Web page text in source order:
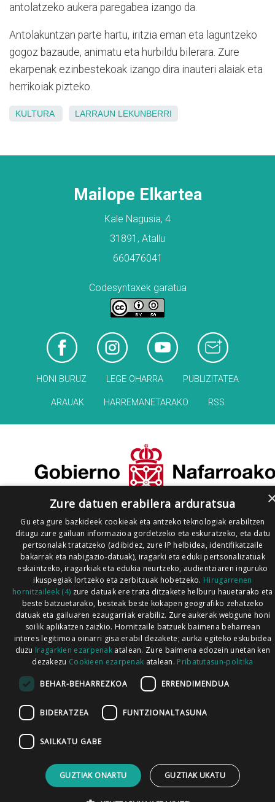
antolatzeko aukera paregabea izango da.
Antolakuntzan parte hartu, iritzia eman eta laguntzeko
gogoz bazaude, animatu eta hurbildu bilerara. Zure
ekarpenak ezinbestekoak izango dira inauteri alaiak eta
herrikoiak pizteko.
KULTURA LARRAUN LEKUNBERRI
Mailope Elkartea
Kale Nagusia, 4
31891, Atallu
660476041
Codesyntaxek garatua
HONI BURUZ LEGE OHARRA PUBLIZITATEA
ARAUAK HARREMANETARAKO RSS
Zure datuen erabilera arduratsua
Gu eta gure bazkideek cookieak eta antzeko teknologiak erabiltzen
ditugu zure gailuan informazioa gordetzeko eta eskuratzeko, eta datu
pertsonalak tratatzeko (adibidez, zure IP helbidea, identifikatzaile
bakarrak eta nabigazio-datuak), iragarki eta eduki pertsonalizatuak
eskaintzeko, iragarkiak eta edukia neurtzeko, audientziaren inguruko
ikuspegiak lortzeko eta zerbitzuak hobetzeko. Hirugarrenen
hornitzaileek (4) zure datuak ere trata ditzakete helburu hauetarako eta
beste batzuetarako, besteak beste kokapen geografiko zehatzeko
datuak eta gailuaren ezaugarriak erabiliz. Zure aukerak webgune honi
soilik aplikatzen zaizkio. Hornitzaile batzuek baimena beharrean
interes legitimoa oinarri gisa erabil dezakete; aurka egiteko eskubidea
duzu Iragarkien ezarpenak atalean. Zure baimena edozein unetan ken
dezakezu Cookieen ezarpenak atalean. Pribatutasun-politika
BEHAR-BEHARREZKOA ERRENDIMENDUA
BIDERATZEA FUNTZIONALTASUNA
SAILKATU GABE
GUZTIAK ONARTU GUZTIAK UKATU